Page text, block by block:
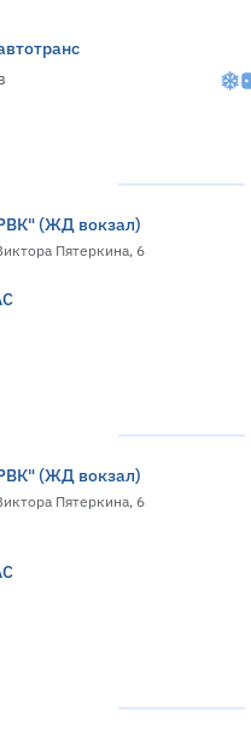
(ЖД вокзал)
Пятеркина, 6
(ЖД вокзал)
Пятеркина, 6